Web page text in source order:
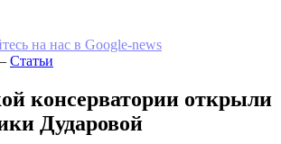
на наc в Google-news
Статьи
консерватории открыли
Дударовой